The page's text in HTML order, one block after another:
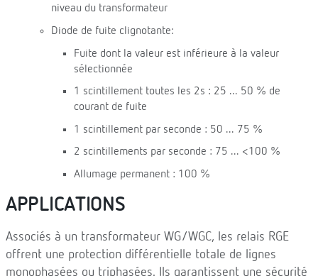
niveau du transformateur
Diode de fuite clignotante:
Fuite dont la valeur est inférieure à la valeur
sélectionnée
1 scintillement toutes les 2s : 25 ... 50 % de
courant de fuite
1 scintillement par seconde : 50 ... 75 %
2 scintillements par seconde : 75 ... <100 %
Allumage permanent : 100 %
APPLICATIONS
Associés à un transformateur WG/WGC, les relais RGE
offrent une protection différentielle totale de lignes
monophasées ou triphasées. Ils garantissent une sécurité